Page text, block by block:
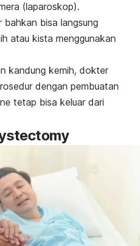
(laparoskop).
bahkan bisa langsung
atau kista menggunakan
kandung kemih, dokter
dengan pembuatan
tetap bisa keluar dari